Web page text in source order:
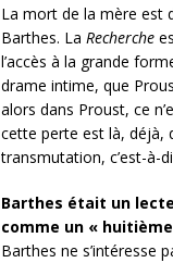
La mort de la mère est
Barthes. La Recherche
l’accès à la grande
drame intime, que
alors dans Proust, ce
cette perte est là, déjà,
transmutation, c’est-à-
Barthes était un
comme un «
Barthes ne s’intéresse